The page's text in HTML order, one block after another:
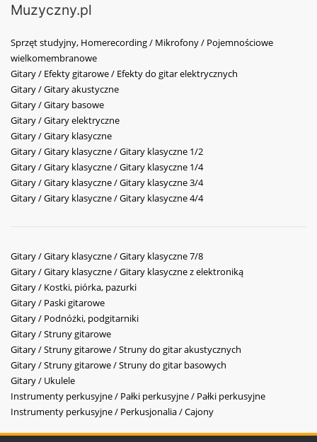
Muzyczny.pl
Sprzęt studyjny, Homerecording / Mikrofony / Pojemnościowe
wielkomembranowe
Gitary / Efekty gitarowe / Efekty do gitar elektrycznych
Gitary / Gitary akustyczne
Gitary / Gitary basowe
Gitary / Gitary elektryczne
Gitary / Gitary klasyczne
Gitary / Gitary klasyczne / Gitary klasyczne 1/2
Gitary / Gitary klasyczne / Gitary klasyczne 1/4
Gitary / Gitary klasyczne / Gitary klasyczne 3/4
Gitary / Gitary klasyczne / Gitary klasyczne 4/4
Gitary / Gitary klasyczne / Gitary klasyczne 7/8
Gitary / Gitary klasyczne / Gitary klasyczne z elektroniką
Gitary / Kostki, piórka, pazurki
Gitary / Paski gitarowe
Gitary / Podnóżki, podgitarniki
Gitary / Struny gitarowe
Gitary / Struny gitarowe / Struny do gitar akustycznych
Gitary / Struny gitarowe / Struny do gitar basowych
Gitary / Ukulele
Instrumenty perkusyjne / Pałki perkusyjne / Pałki perkusyjne
Instrumenty perkusyjne / Perkusjonalia / Cajony